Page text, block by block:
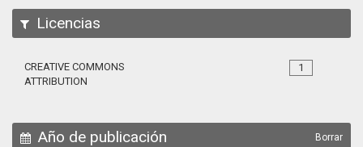
Licencias
1
CREATIVE COMMONS
ATTRIBUTION
Año de publicación Borrar